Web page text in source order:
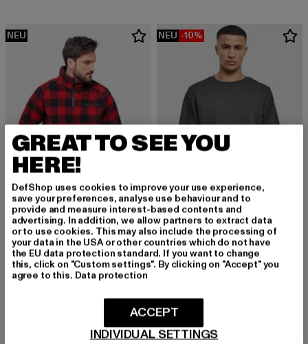
NEU
BRANDIT
Teddyfleece Troyer
65,99 EUR
Derzeitiger Preis: 65,99 EUR
NEU -10%
URBAN CLASSICS
Basic Terry
26,99 EUR
Derzeitiger Preis: 26,99 EUR
29,99 EURAktionspreis:
-50%
GREAT TO SEE YOU
HERE!
DefShop uses cookies to improve your use experience,
save your preferences, analyse use behaviour and to
provide and measure interest-based contents and
advertising. In addition, we allow partners to extract data
or to use cookies. This may also include the processing of
your data in the USA or other countries which do not have
the EU data protection standard. If you want to change
this, click on "Custom settings". By clicking on "Accept" you
agree to this. Data protection
INDIVIDUAL SETTINGS
ACCEPT